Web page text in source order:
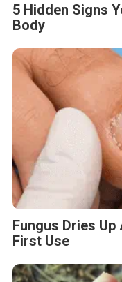
5 Hidden Signs
Body
Fungus Dries
First Use